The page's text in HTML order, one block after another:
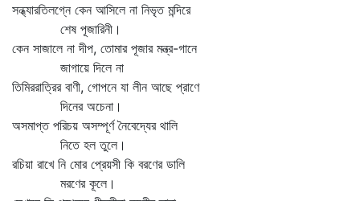
সন্ধ্যারতিলগ্নে কেন আসিলে না নিভৃত মন্দিরে
শেষ পূজারিনী।
কেন সাজালে না দীপ, তোমার পূজার মন্ত্র-গানে
জাগায়ে দিলে না
তিমিররাত্রির বাণী, গোপনে যা লীন আছে প্রাণে
দিনের অচেনা।
অসমাপ্ত পরিচয় অসম্পূর্ণ নৈবেদ্যের থালি
নিতে হল তুলে।
রচিয়া রাখে নি মোর প্রেয়সী কি বরণের ডালি
মরণের কূলে।